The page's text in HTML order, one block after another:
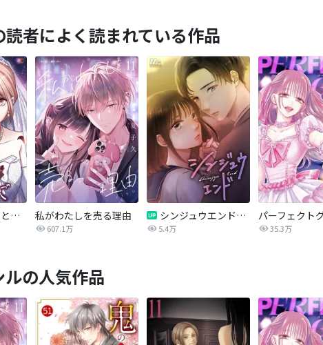
読者によく読まれている作品
あなたを地獄に堕とすまで 私がわたしを売る理由
607.1万
シンジュウエンド【タテヨミ】
5.4万 35.3万
ルの人気作品